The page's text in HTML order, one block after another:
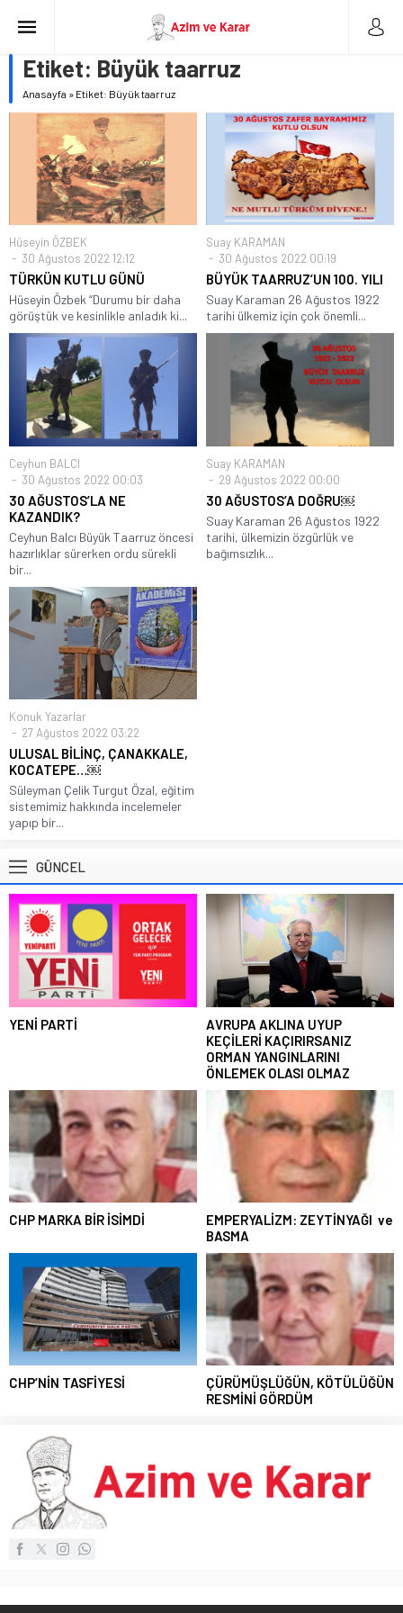
Etiket: Büyük taarruz
Anasayfa » Etiket: Büyük taarruz
Hüseyin ÖZBEK
30 Ağustos 2022 12:12
TÜRKÜN KUTLU GÜNÜ
Hüseyin Özbek “Durumu bir daha
görüştük ve kesinlikle anladık ki...
Suay KARAMAN
30 Ağustos 2022 00:19
BÜYÜK TAARRUZ’UN 100. YILI
Suay Karaman 26 Ağustos 1922
tarihi ülkemiz için çok önemli...
Ceyhun BALCI
30 Ağustos 2022 00:03
30 AĞUSTOS’LA NE
KAZANDIK?
Ceyhun Balcı Büyük Taarruz öncesi
hazırlıklar sürerken ordu sürekli
bir...
Suay KARAMAN
29 Ağustos 2022 00:00
30 AĞUSTOS’A DOĞRU￼
Suay Karaman 26 Ağustos 1922
tarihi, ülkemizin özgürlük ve
bağımsızlık...
Konuk Yazarlar
27 Ağustos 2022 03:22
ULUSAL BİLİNÇ, ÇANAKKALE,
KOCATEPE…￼
Süleyman Çelik Turgut Özal, eğitim
sistemimiz hakkında incelemeler
yapıp bir...
GÜNCEL
YENİ PARTİ
AVRUPA AKLINA UYUP
KEÇİLERİ KAÇIRIRSANIZ
ORMAN YANGINLARINI
ÖNLEMEK OLASI OLMAZ
CHP MARKA BİR İSİMDİ
EMPERYALİZM: ZEYTİNYAĞI ve
BASMA
CHP’NİN TASFİYESİ
ÇÜRÜMÜŞLÜĞÜN, KÖTÜLÜĞÜN
RESMİNİ GÖRDÜM